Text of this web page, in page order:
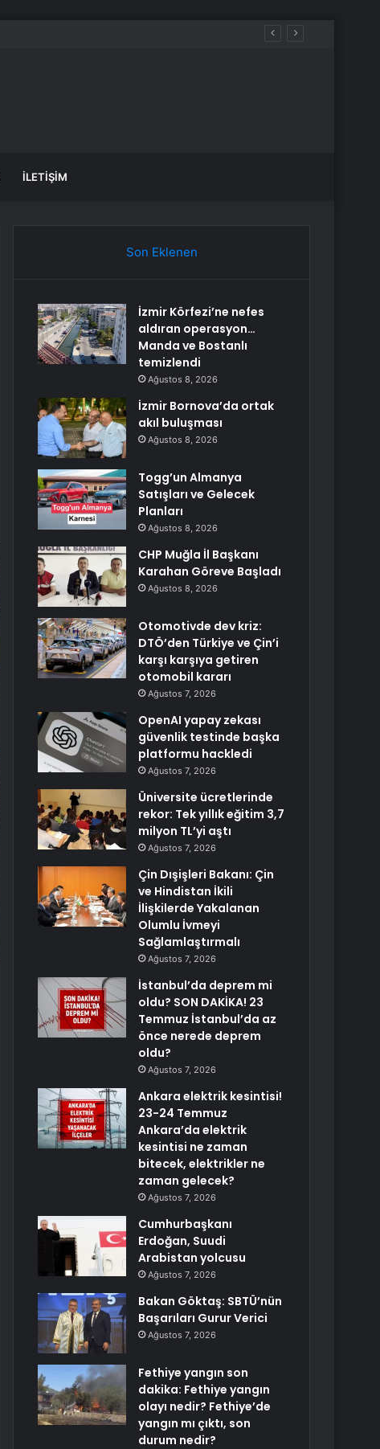
İLETIŞIM
Son Eklenen
İzmir Körfezi’ne nefes
aldıran operasyon…
Manda ve Bostanlı
temizlendi
Ağustos 8, 2026
İzmir Bornova’da ortak
akıl buluşması
Ağustos 8, 2026
Togg’un Almanya
Satışları ve Gelecek
Planları
Ağustos 8, 2026
CHP Muğla İl Başkanı
Karahan Göreve Başladı
Ağustos 8, 2026
Otomotivde dev kriz:
DTÖ’den Türkiye ve Çin’i
karşı karşıya getiren
otomobil kararı
Ağustos 7, 2026
OpenAI yapay zekası
güvenlik testinde başka
platformu hackledi
Ağustos 7, 2026
Üniversite ücretlerinde
rekor: Tek yıllık eğitim 3,7
milyon TL’yi aştı
Ağustos 7, 2026
Çin Dışişleri Bakanı: Çin
ve Hindistan İkili
İlişkilerde Yakalanan
Olumlu İvmeyi
Sağlamlaştırmalı
Ağustos 7, 2026
İstanbul’da deprem mi
oldu? SON DAKİKA! 23
Temmuz İstanbul’da az
önce nerede deprem
oldu?
Ağustos 7, 2026
Ankara elektrik kesintisi!
23-24 Temmuz
Ankara’da elektrik
kesintisi ne zaman
bitecek, elektrikler ne
zaman gelecek?
Ağustos 7, 2026
Cumhurbaşkanı
Erdoğan, Suudi
Arabistan yolcusu
Ağustos 7, 2026
Bakan Göktaş: SBTÜ’nün
Başarıları Gurur Verici
Ağustos 7, 2026
Fethiye yangın son
dakika: Fethiye yangın
olayı nedir? Fethiye’de
yangın mı çıktı, son
durum nedir?